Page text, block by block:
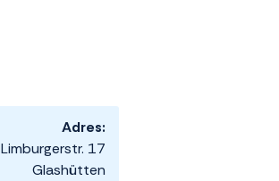
Adres:
Limburgerstr. 17
Glashütten